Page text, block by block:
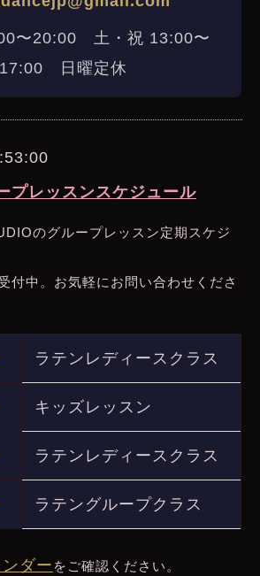
〜20:00 土・祝 13:00〜
17:00 日曜定休
プレッスンスケジュール
のグループレッスン定期スケジ
付中。お気軽にお問い合わせくださ
ラテンレディースクラス
キッズレッスン
ラテンレディースクラス
ラテングループクラス
ダー をご確認ください。